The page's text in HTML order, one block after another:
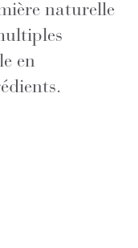
naturelle
en